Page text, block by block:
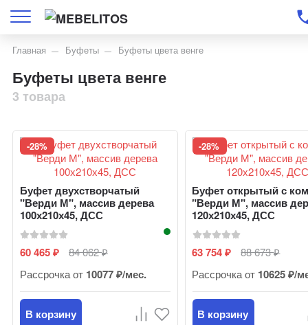
Главная Буфеты Буфеты цвета венге
Буфеты цвета венге
3 товара
-28%
Буфет двухстворчатый
"Верди М", массив дерева
100х210х45, ДСС
60 465₽ 84 062₽
Рассрочка от 10077 ₽/мес.
В корзину
-28%
Буфет открытый с
"Верди М", массив
120х210х45, ДСС
63 754₽ 88 673₽
Рассрочка от 10625 ₽/
В корзину